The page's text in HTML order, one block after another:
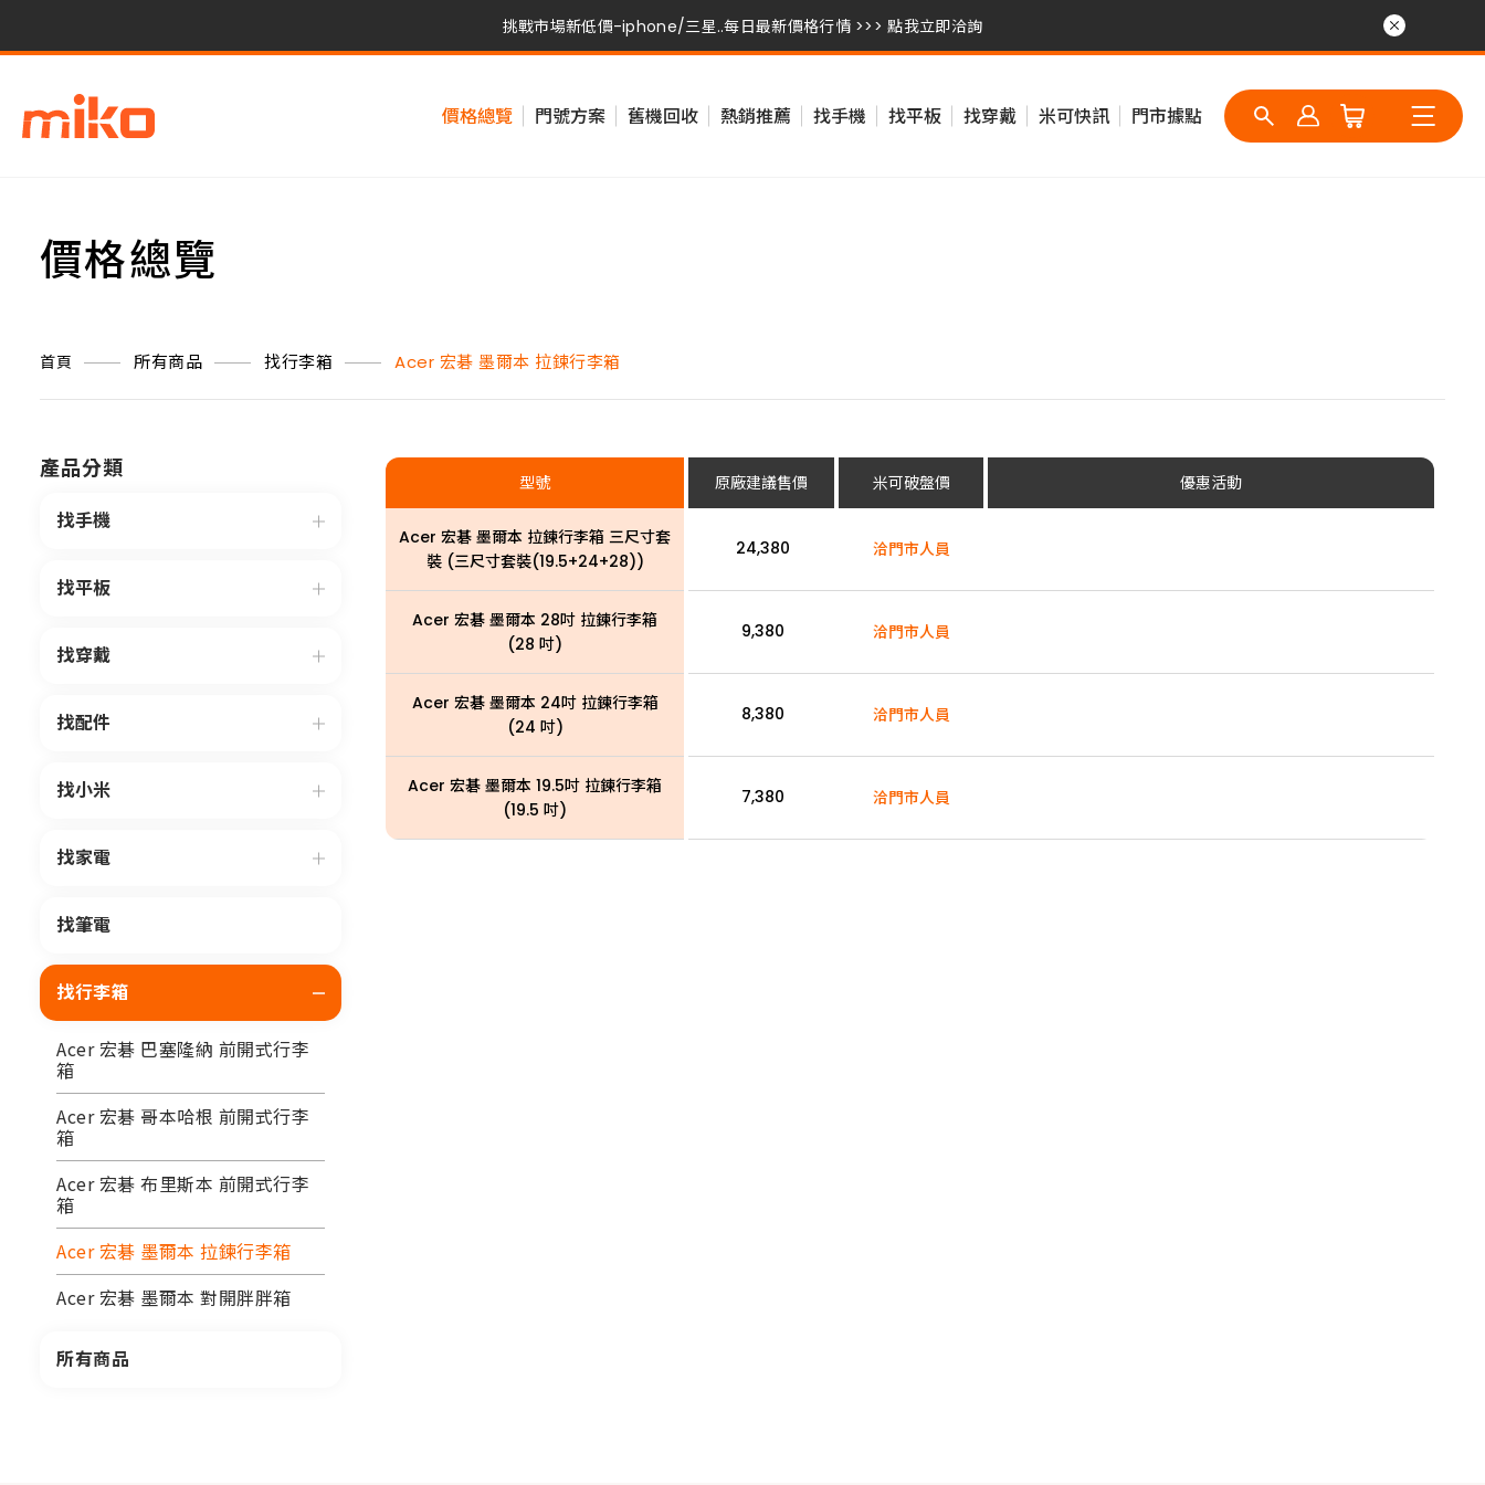
挑戰市場新低價-iphone/三星..每日最新價格行情 >>> 點我立即洽詢
挑戰市場新低價-iphone/三星..每日最新價格行情 >>> 點我立即洽詢
價格總覽 門號方案 舊機回收 熱銷推薦 找手機 找平板 找穿戴 米可快訊 門市據點
價格總覽
首頁 所有商品 找行李箱 Acer 宏碁 墨爾本 拉鍊行李箱
產品分類
找手機
找平板
找穿戴
找配件
找小米
找家電
找筆電
找行李箱
Acer 宏碁 巴塞隆納 前開式行李
箱
Acer 宏碁 哥本哈根 前開式行李
箱
Acer 宏碁 布里斯本 前開式行李
箱
Acer 宏碁 墨爾本 拉鍊行李箱
Acer 宏碁 墨爾本 對開胖胖箱
所有商品
型號 原廠建議售價 米可破盤價 優惠活動
Acer 宏碁 墨爾本 拉鍊行李箱 三尺寸套
裝 (三尺寸套裝(19.5+24+28))
24,380 洽門市人員
Acer 宏碁 墨爾本 28吋 拉鍊行李箱
(28 吋)
9,380 洽門市人員
Acer 宏碁 墨爾本 24吋 拉鍊行李箱
(24 吋)
8,380 洽門市人員
Acer 宏碁 墨爾本 19.5吋 拉鍊行李箱
(19.5 吋)
7,380 洽門市人員